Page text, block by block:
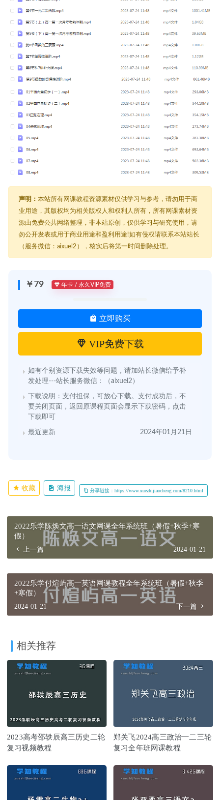
声明： 本站所有网课教程资源素材仅供学习与参考，请勿用于商
业用途，其版权均为相关版权人和权利人所有，所有网课素材资
源由免费公共网络整理，非本站原创，仅供学习与研究使用，请
勿公开发表或用于商业用途和盈利用途!如有侵权请联系本站站长
（服务微信：aixuel2），核实后将第一时间删除处理。
￥79 年卡 / 永久VIP免费
立即购买
VIP免费下载
如有个别资源下载失效等问题，请加站长微信给予补
发处理---站长服务微信：（aixuel2）
下载说明：支付担保，可放心下载。支付成功后，不
要关闭页面，返回原课程页面会显示下载密码，点击
下载即可
最近更新 2024年01月21日
收藏 海报 分享链接：https://www.xuezhijiaocheng.com/8210.html
2022乐学陈焕文高一语文网课全年系统班（暑假+秋季+寒
假）
上一篇 2024-01-21
2022乐学付煊屿高一英语网课教程全年系统班（暑假+秋季
+寒假）
2024-01-21 下一篇
相关推荐
2023高考邵轶辰高三历史二轮
复习视频教程
郑关飞2024高三政治一二三轮
复习全年班网课教程